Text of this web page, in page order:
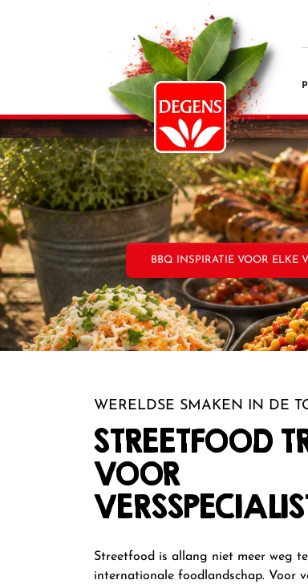
BBQ INSPIRATIE VOOR ELKE
WERELDSE SMAKEN IN DE
STREETFOOD
VOOR
Streetfood is allang niet meer weg
internationale foodlandschap. Voor